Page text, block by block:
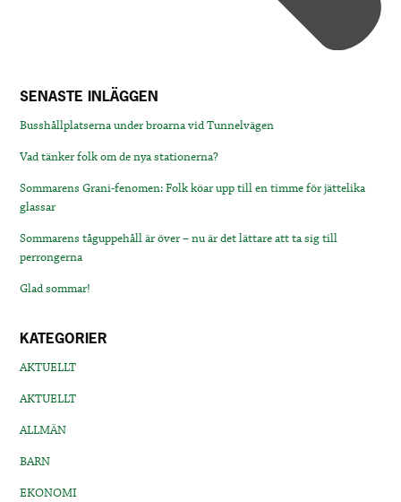
SENASTE INLÄGGEN
Busshållplatserna under broarna vid Tunnelvägen
Vad tänker folk om de nya stationerna?
Sommarens Grani-fenomen: Folk köar upp till en timme för jättelika
glassar
Sommarens tåguppehåll är över – nu är det lättare att ta sig till
perrongerna
Glad sommar!
KATEGORIER
AKTUELLT
AKTUELLT
ALLMÄN
BARN
EKONOMI